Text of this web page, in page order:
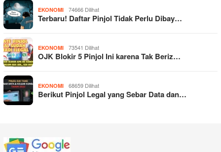
EKONOMI 74666 Dilihat
Terbaru! Daftar Pinjol Tidak Perlu Dibay…
EKONOMI 73541 Dilihat
OJK Blokir 5 Pinjol Ini karena Tak Beriz…
EKONOMI 68659 Dilihat
Berikut Pinjol Legal yang Sebar Data dan…